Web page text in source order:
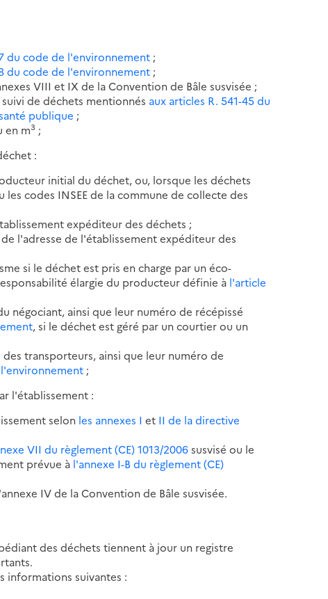
du code de l'environnement ;
du code de l'environnement ;
VIII et IX de la Convention de Bâle susvisée ;
de déchets mentionnés aux articles R. 541-45 du
publique ;
en m3 ;
:
initial du déchet, ou, lorsque les déchets
codes INSEE de la commune de collecte des
expéditeur des déchets ;
l'adresse de l'établissement expéditeur des
si le déchet est pris en charge par un éco-
élargie du producteur définie à l'article
négociant, ainsi que leur numéro de récépissé
, si le déchet est géré par un courtier ou un
transporteurs, ainsi que leur numéro de
;
l'établissement :
selon les annexes I et II de la directive
VII du règlement (CE) 1013/2006susvisé ou le
prévue à l'annexe I-B du règlement (CE)
IV de la Convention de Bâle susvisée.
des déchets tiennent à jour un registre
informations suivantes :